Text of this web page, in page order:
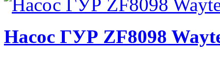
Насос ГУР ZF8098